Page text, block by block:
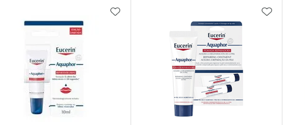
ADICIONAR AOS FAVORITOS